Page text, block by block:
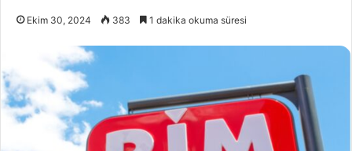
Ekim 30, 2024 383 1 dakika okuma süresi